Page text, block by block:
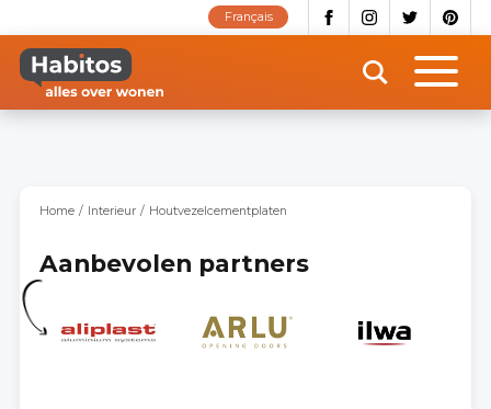
naar
inhoud
gaan
Français
Home Interieur Houtvezelcementplaten
Aanbevolen partners